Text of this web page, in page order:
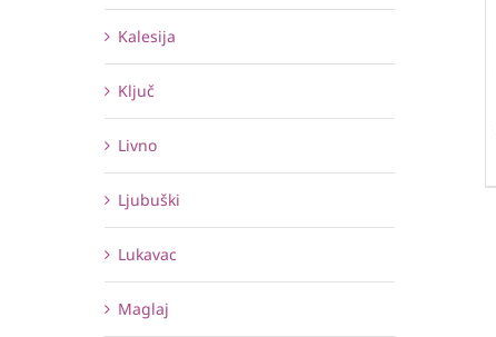
Kalesija
Ključ
Livno
Ljubuški
Lukavac
Maglaj